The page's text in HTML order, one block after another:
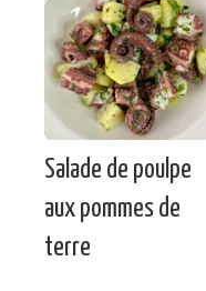
Salade de poulpe
aux pommes de
terre